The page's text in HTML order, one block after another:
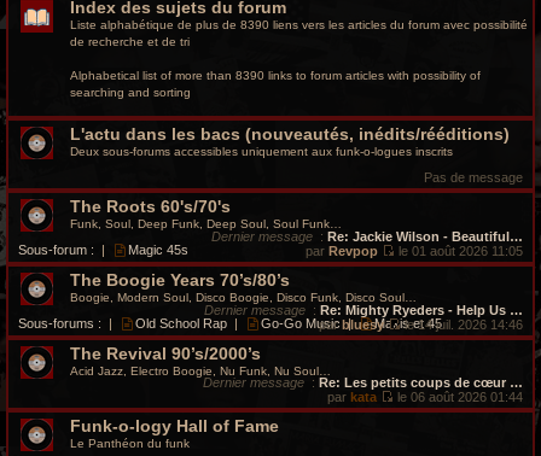
v
Index des sujets du forum
Liste alphabétique de plus de 8390 liens vers les articles du forum avec possibilité
de recherche et de tri
Alphabetical list of more than 8390 links to forum articles with possibility of
searching and sorting
L'actu dans les bacs (nouveautés, inédits/rééditions)
Deux sous-forums accessibles uniquement aux funk-o-logues inscrits
Pas de message
The Roots 60's/70's
Funk, Soul, Deep Funk, Deep Soul, Soul Funk…
Sous-forum : | Magic 45s
Dernier message : Re: Jackie Wilson - Beautiful…
par Revpop
V
r
l
e
r
n
i
le 01 août 2026 11:05
The Boogie Years 70’s/80’s
Boogie, Modern Soul, Disco Boogie, Disco Funk, Disco Soul…
Sous-forums : | Old School Rap | Go-Go Music | Maxis et 45
Dernier message : Re: Mighty Ryeders - Help Us …
parbluesy
V
r
l
e
le 14 juil. 2026 14:46
The Revival 90’s/2000’s
Acid Jazz, Electro Boogie, Nu Funk, Nu Soul…
Dernier message : Re: Les petits coups de cœur …
par kata
V
le 06 août 2026 01:44
Funk-o-logy Hall of Fame
Le Panthéon du funk